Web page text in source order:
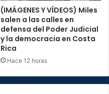
(IMÁGENES Y VÍDEOS) Miles
salen a las calles en
defensa del Poder Judicial
y la democracia en Costa
Rica
Hace 12 horas